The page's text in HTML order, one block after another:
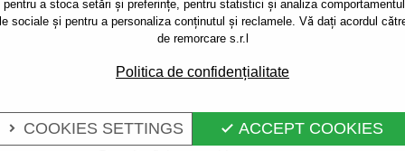
a stoca setări și preferințe, pentru statistici și analiza
sociale și pentru a personaliza conținutul și reclamele. Vă dați acordul
de remorcare s.r.l
Politica de confidențialitate
 COOKIES SETTINGS  ACCEPT COOKIES
PENTRU
-
Referinta: R 43 S
Cârlig de remorcare
Anul de fabricaţie a